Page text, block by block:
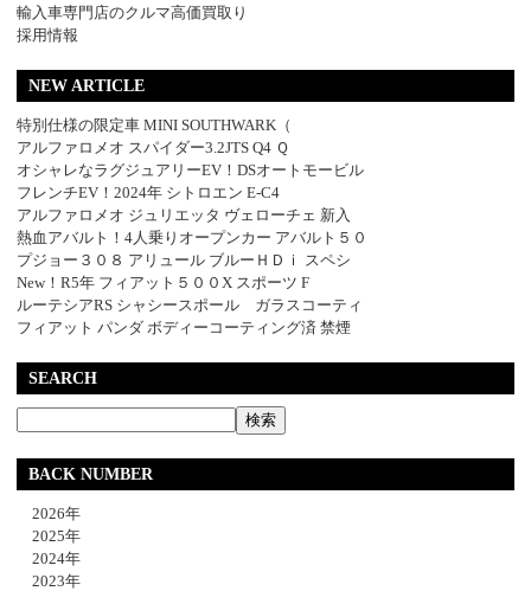
輸入車専門店のクルマ高価買取り
採用情報
NEW ARTICLE
特別仕様の限定車 MINI SOUTHWARK（
アルファロメオ スパイダー3.2JTS Q4 Ｑ
オシャレなラグジュアリーEV！DSオートモービル
フレンチEV！2024年 シトロエン E-C4
アルファロメオ ジュリエッタ ヴェローチェ 新入
熱血アバルト！4人乗りオープンカー アバルト５０
プジョー３０８ アリュール ブルーＨＤｉ スペシ
New！R5年 フィアット５００X スポーツ F
ルーテシアRS シャシースポール ガラスコーティ
フィアット パンダ ボディーコーティング済 禁煙
SEARCH
BACK NUMBER
2026年
2025年
2024年
2023年